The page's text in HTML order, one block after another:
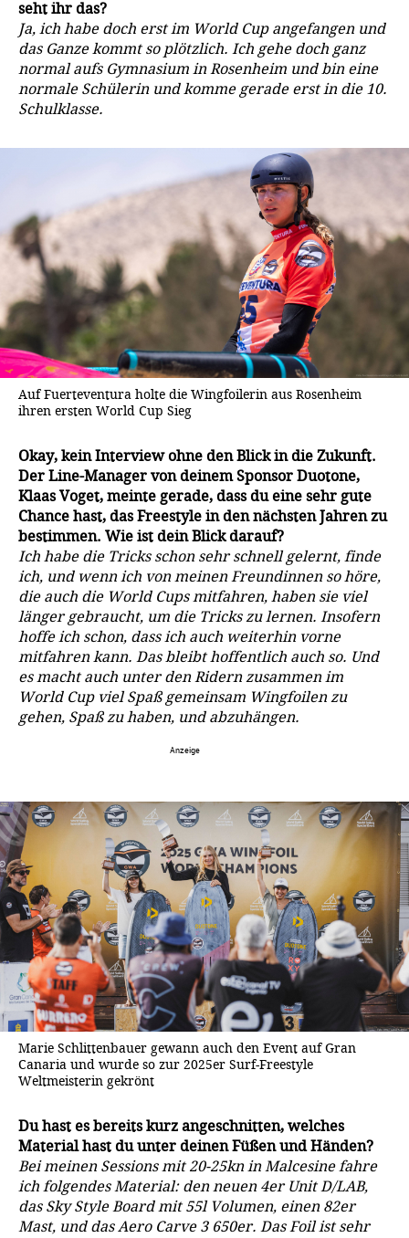
seht ihr das?
Ja, ich habe doch erst im World Cup angefangen und
das Ganze kommt so plötzlich. Ich gehe doch ganz
normal aufs Gymnasium in Rosenheim und bin eine
normale Schülerin und komme gerade erst in die 10.
Schulklasse.
Auf Fuerteventura holte die Wingfoilerin aus Rosenheim
ihren ersten World Cup Sieg
Okay, kein Interview ohne den Blick in die Zukunft.
Der Line-Manager von deinem Sponsor Duotone,
Klaas Voget, meinte gerade, dass du eine sehr gute
Chance hast, das Freestyle in den nächsten Jahren zu
bestimmen. Wie ist dein Blick darauf?
Ich habe die Tricks schon sehr schnell gelernt, finde
ich, und wenn ich von meinen Freundinnen so höre,
die auch die World Cups mitfahren, haben sie viel
länger gebraucht, um die Tricks zu lernen. Insofern
hoffe ich schon, dass ich auch weiterhin vorne
mitfahren kann. Das bleibt hoffentlich auch so. Und
es macht auch unter den Ridern zusammen im
World Cup viel Spaß gemeinsam Wingfoilen zu
gehen, Spaß zu haben, und abzuhängen.
Marie Schlittenbauer gewann auch den Event auf Gran
Canaria und wurde so zur 2025er Surf-Freestyle
Weltmeisterin gekrönt
Du hast es bereits kurz angeschnitten, welches
Material hast du unter deinen Füßen und Händen?
Bei meinen Sessions mit 20-25kn in Malcesine fahre
ich folgendes Material: den neuen 4er Unit D/LAB,
das Sky Style Board mit 55l Volumen, einen 82er
Mast, und das Aero Carve 3 650er. Das Foil ist sehr